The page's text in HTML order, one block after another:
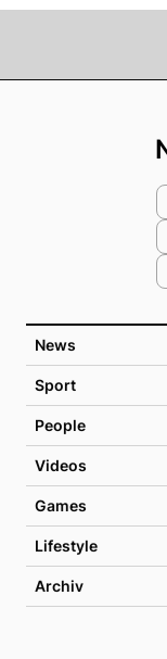
News
Sport
People
Videos
Games
Lifestyle
Archiv